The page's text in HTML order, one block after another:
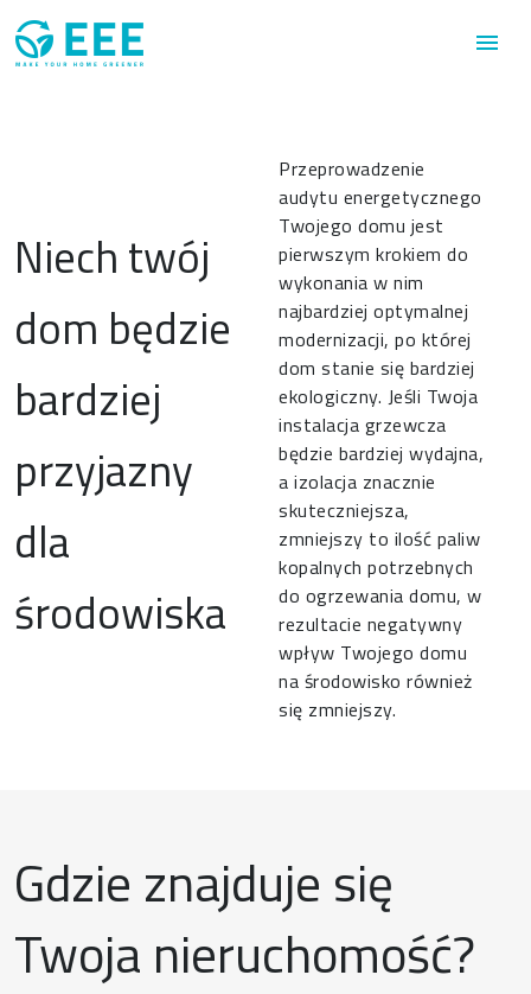
Przejdź do treści
menu
Niech twój
dom będzie
bardziej
przyjazny
dla
środowiska
Przeprowadzenie
audytu energetycznego
Twojego domu jest
pierwszym krokiem do
wykonania w nim
najbardziej optymalnej
modernizacji, po której
dom stanie się bardziej
ekologiczny. Jeśli Twoja
instalacja grzewcza
będzie bardziej wydajna,
a izolacja znacznie
skuteczniejsza,
zmniejszy to ilość paliw
kopalnych potrzebnych
do ogrzewania domu, w
rezultacie negatywny
wpływ Twojego domu
na środowisko również
się zmniejszy.
Gdzie znajduje się
Twoja nieruchomość?